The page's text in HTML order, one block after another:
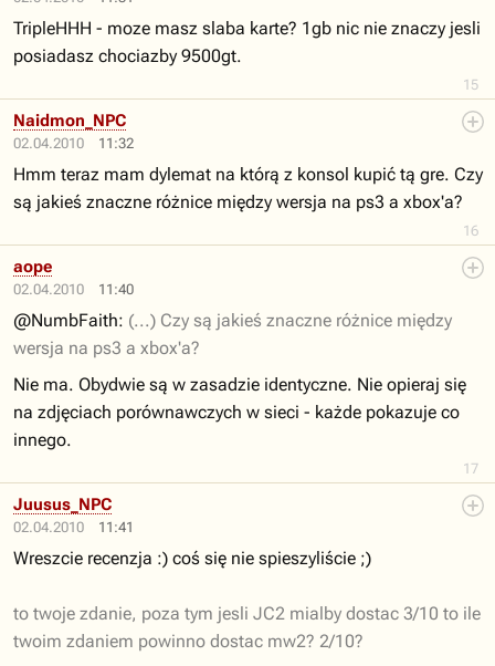
15
TripleHHH - moze masz slaba karte? 1gb nic nie znaczy jesli
posiadasz chociazby 9500gt.
02.04.2010 11:32
16
Naidmon_NPC
Hmm teraz mam dylemat na którą z konsol kupić tą gre. Czy
są jakieś znaczne różnice między wersja na ps3 a xbox'a?
02.04.2010 11:40
17
aope
@NumbFaith: (...) Czy są jakieś znaczne różnice między
wersja na ps3 a xbox'a?
Nie ma. Obydwie są w zasadzie identyczne. Nie opieraj się
na zdjęciach porównawczych w sieci - każde pokazuje co
innego.
02.04.2010 11:41
Juusus_NPC
Wreszcie recenzja :) coś się nie spieszyliście ;)
to twoje zdanie, poza tym jesli JC2 mialby dostac 3/10 to ile
twoim zdaniem powinno dostac mw2? 2/10?